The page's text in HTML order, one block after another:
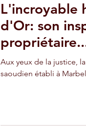
L'incroyable
d'Or: son
Aux yeux de la justice,
saoudien établi à